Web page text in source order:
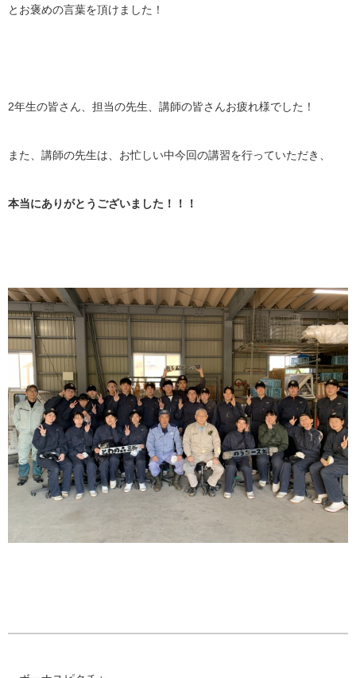
とお褒めの言葉を頂けました！
2年生の皆さん、担当の先生、講師の皆さんお疲れ様でした！
また、講師の先生は、お忙しい中今回の講習を行っていただき、
本当にありがとうございました！！！